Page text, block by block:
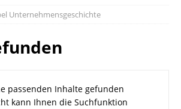
Unternehmensgeschichte
passenden Inhalte gefunden
kann Ihnen die Suchfunktion